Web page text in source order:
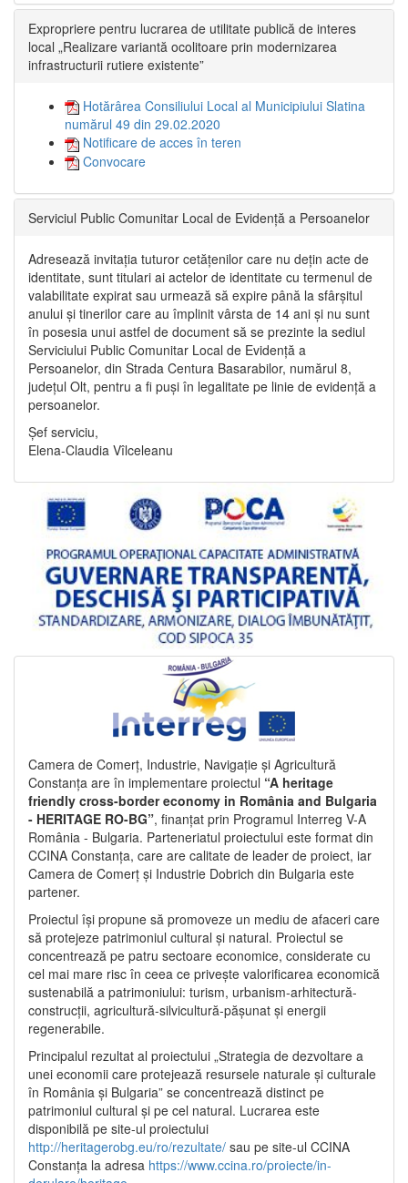
Expropriere pentru lucrarea de utilitate publică de interes
local „Realizare variantă ocolitoare prin modernizarea
infrastructurii rutiere existente”
Hotărârea Consiliului Local al Municipiului Slatina
numărul 49 din 29.02.2020
Notificare de acces în teren
Convocare
Serviciul Public Comunitar Local de Evidență a Persoanelor
Adresează invitația tuturor cetățenilor care nu dețin acte de
identitate, sunt titulari ai actelor de identitate cu termenul de
valabilitate expirat sau urmează să expire până la sfârșitul
anului și tinerilor care au împlinit vârsta de 14 ani și nu sunt
în posesia unui astfel de document să se prezinte la sediul
Serviciului Public Comunitar Local de Evidență a
Persoanelor, din Strada Centura Basarabilor, numărul 8,
județul Olt, pentru a fi puși în legalitate pe linie de evidență a
persoanelor.
Șef serviciu,
Elena-Claudia Vîlceleanu
Camera de Comerț, Industrie, Navigație și Agricultură
Constanța are în implementare proiectul “A heritage
friendly cross-border economy in România and Bulgaria
- HERITAGE RO-BG”, finanțat prin Programul Interreg V-A
România - Bulgaria. Parteneriatul proiectului este format din
CCINA Constanța, care are calitate de leader de proiect, iar
Camera de Comerț și Industrie Dobrich din Bulgaria este
partener.
Proiectul își propune să promoveze un mediu de afaceri care
să protejeze patrimoniul cultural și natural. Proiectul se
concentrează pe patru sectoare economice, considerate cu
cel mai mare risc în ceea ce privește valorificarea economică
sustenabilă a patrimoniului: turism, urbanism-arhitectură-
construcții, agricultură-silvicultură-pășunat și energii
regenerabile.
Principalul rezultat al proiectului „Strategia de dezvoltare a
unei economii care protejează resursele naturale și culturale
în România și Bulgaria” se concentrează distinct pe
patrimoniul cultural și pe cel natural. Lucrarea este
disponibilă pe site-ul proiectului
http://heritagerobg.eu/ro/rezultate/ sau pe site-ul CCINA
Constanța la adresa https://www.ccina.ro/proiecte/in-